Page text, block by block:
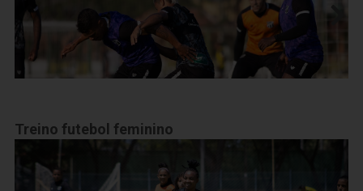
Treino futebol feminino